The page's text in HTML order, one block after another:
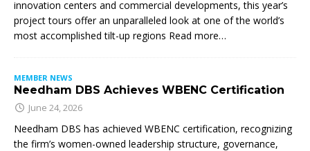
innovation centers and commercial developments, this year’s
project tours offer an unparalleled look at one of the world’s
most accomplished tilt-up regions Read more…
MEMBER NEWS
Needham DBS Achieves WBENC Certification
June 24, 2026
Needham DBS has achieved WBENC certification, recognizing
the firm’s women-owned leadership structure, governance,